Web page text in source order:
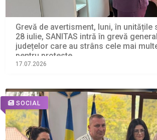
Grevă de avertisment, luni, în unitățile
28 iulie, SANITAS intră în grevă
județelor care au strâns cele mai
pentru proteste
17.07.2026
SOCIAL